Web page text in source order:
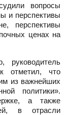
вопросы
и перспективы
перспективы
ценах на
руководитель
отметил, что
из важнейших
политики».
а также
в отрасли